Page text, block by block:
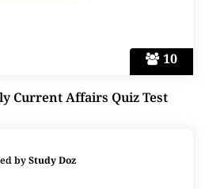
10
Current Affairs Quiz Test
byStudy Doz